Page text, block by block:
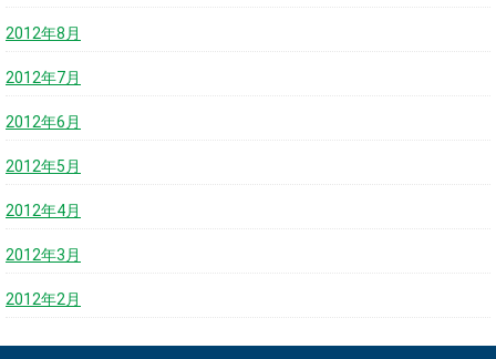
2012年8月
2012年7月
2012年6月
2012年5月
2012年4月
2012年3月
2012年2月